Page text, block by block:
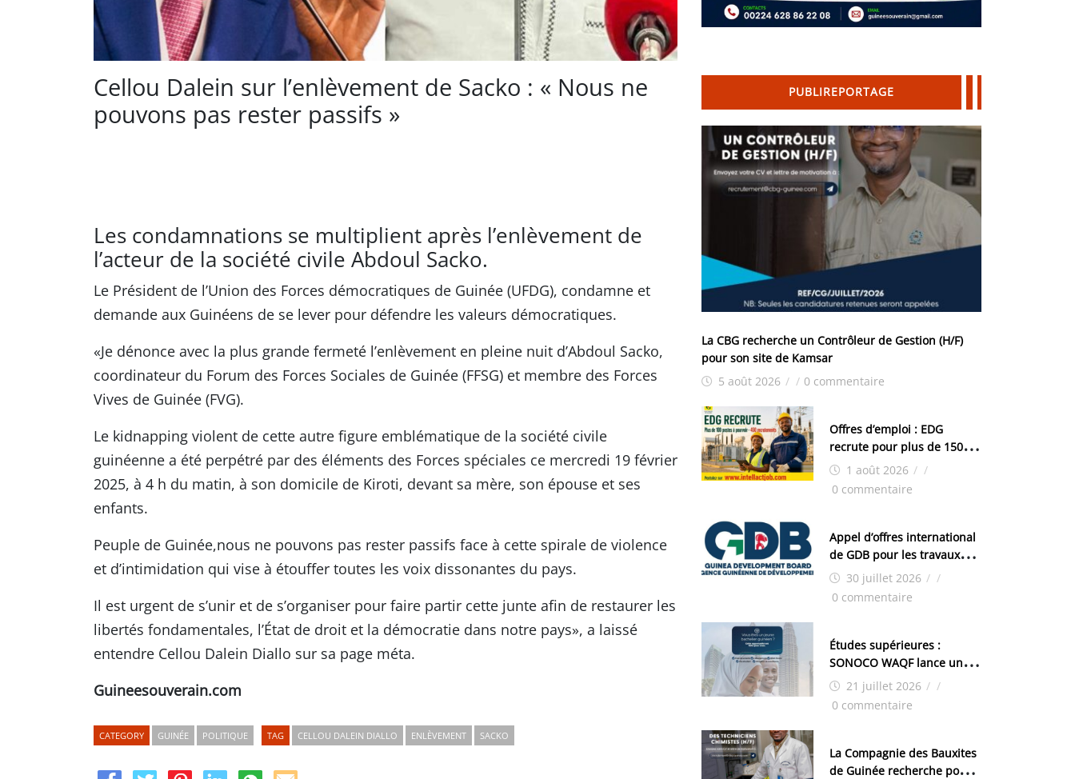
Cellou Dalein sur l’enlèvement de Sacko : « Nous ne
pouvons pas rester passifs »
Les condamnations se multiplient après l’enlèvement de
l’acteur de la société civile Abdoul Sacko.
Le Président de l’Union des Forces démocratiques de Guinée (UFDG), condamne et
demande aux Guinéens de se lever pour défendre les valeurs démocratiques.
«Je dénonce avec la plus grande fermeté l’enlèvement en pleine nuit d’Abdoul Sacko,
coordinateur du Forum des Forces Sociales de Guinée (FFSG) et membre des Forces
Vives de Guinée (FVG).
Le kidnapping violent de cette autre figure emblématique de la société civile
guinéenne a été perpétré par des éléments des Forces spéciales ce mercredi 19 février
2025, à 4 h du matin, à son domicile de Kiroti, devant sa mère, son épouse et ses
enfants.
Peuple de Guinée,nous ne pouvons pas rester passifs face à cette spirale de violence
et d’intimidation qui vise à étouffer toutes les voix dissonantes du pays.
Il est urgent de s’unir et de s’organiser pour faire partir cette junte afin de restaurer les
libertés fondamentales, l’État de droit et la démocratie dans notre pays», a laissé
entendre Cellou Dalein Diallo sur sa page méta.
Guineesouverain.com
CATEGORY GUINÉE POLITIQUE TAG CELLOU DALEIN DIALLO ENLÈVEMENT SACKO
PUBLIREPORTAGE
La CBG recherche un Contrôleur de Gestion (H/F)
pour son site de Kamsar
5 août 2026 / / 0 commentaire
Offres d’emploi : EDG
recrute pour plus de 150
postes1 août 2026 / /
0 commentaire
Appel d’offres international
de GDB pour les travaux
d’aménagement de la zone
industrielle de FANDJE
30 juillet 2026 / /
0 commentaire
Études supérieures :
SONOCO WAQF lance un
programme de bourses
pour la Malaisie
21 juillet 2026 / /
0 commentaire
La Compagnie des Bauxites
de Guinée recherche pour